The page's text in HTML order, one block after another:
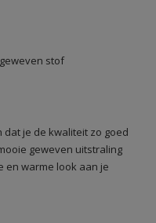
stof
kwaliteit behang,
van Home
je de kwaliteit zo goed
geweven uitstraling
en warme look aan je